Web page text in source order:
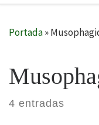
Portada»
4 entradas